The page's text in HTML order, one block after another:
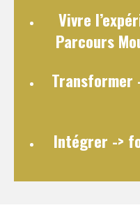
Vivre
Parcours
Transformer
Intégrer ->